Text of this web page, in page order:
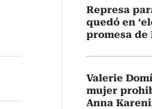
Represa
quedó en
promesa de
Valerie
mujer
Anna